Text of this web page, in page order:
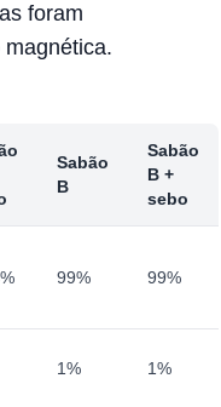
foram
Sabão
B
Sabão
B +
sebo
99% 99%
1% 1%